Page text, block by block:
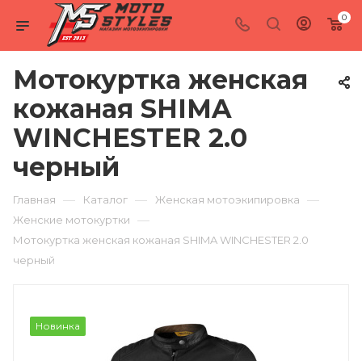
0
Мотокуртка женская
кожаная SHIMA
WINCHESTER 2.0
черный
Главная — Каталог — Женская мотоэкипировка —
Женские мотокуртки —
Мотокуртка женская кожаная SHIMA WINCHESTER 2.0
черный
Новинка